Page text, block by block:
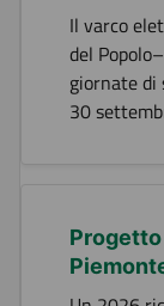
Il varco
del
giornate di
30
Progetto